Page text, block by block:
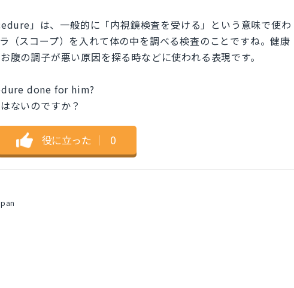
」は、一般的に「内視鏡検査を受ける」という意味で使わ
（スコープ）を入れて体の中を調べる検査のことですね。健康
腹の調子が悪い原因を探る時などに使われる表現です。
done for him?
ないのですか？
役に立った ｜ 0